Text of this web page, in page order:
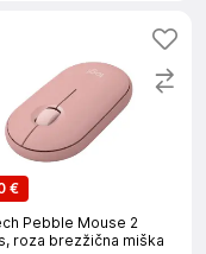
€
Pebble Mouse 2
roza brezžična miška